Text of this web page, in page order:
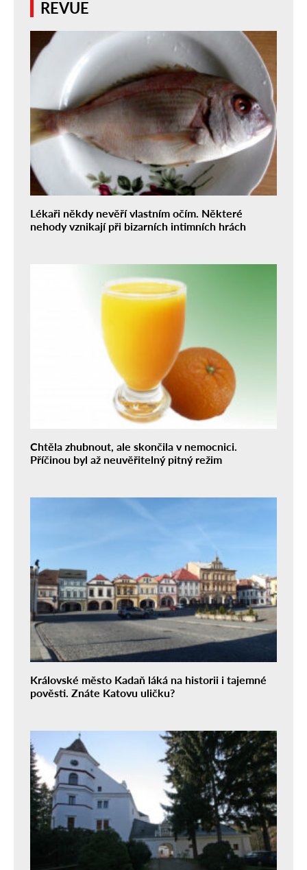
REVUE
Lékaři někdy nevěří vlastním očím. Některé
nehody vznikají při bizarních intimních hrách
Chtěla zhubnout, ale skončila v nemocnici.
Příčinou byl až neuvěřitelný pitný režim
Královské město Kadaň láká na historii i tajemné
pověsti. Znáte Katovu uličku?